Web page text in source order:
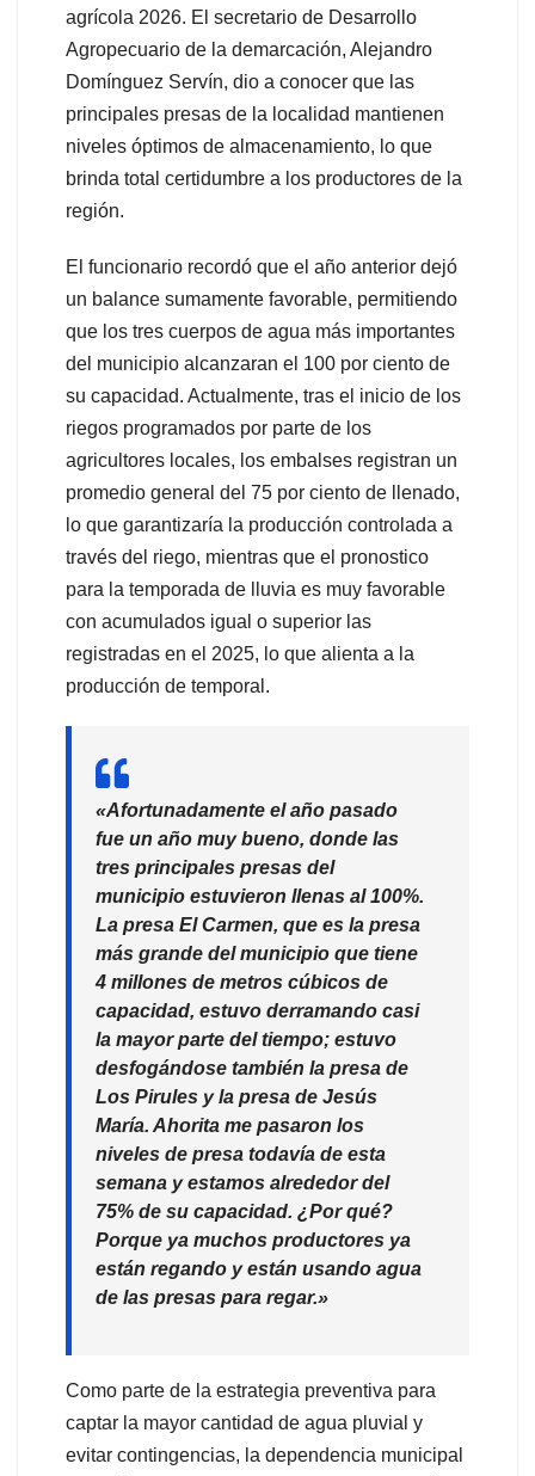
agrícola 2026. El secretario de Desarrollo
Agropecuario de la demarcación, Alejandro
Domínguez Servín, dio a conocer que las
principales presas de la localidad mantienen
niveles óptimos de almacenamiento, lo que
brinda total certidumbre a los productores de la
región.
El funcionario recordó que el año anterior dejó
un balance sumamente favorable, permitiendo
que los tres cuerpos de agua más importantes
del municipio alcanzaran el 100 por ciento de
su capacidad. Actualmente, tras el inicio de los
riegos programados por parte de los
agricultores locales, los embalses registran un
promedio general del 75 por ciento de llenado,
lo que garantizaría la producción controlada a
través del riego, mientras que el pronostico
para la temporada de lluvia es muy favorable
con acumulados igual o superior las
registradas en el 2025, lo que alienta a la
producción de temporal.
«Afortunadamente el año pasado
fue un año muy bueno, donde las
tres principales presas del
municipio estuvieron llenas al 100%.
La presa El Carmen, que es la presa
más grande del municipio que tiene
4 millones de metros cúbicos de
capacidad, estuvo derramando casi
la mayor parte del tiempo; estuvo
desfogándose también la presa de
Los Pirules y la presa de Jesús
María. Ahorita me pasaron los
niveles de presa todavía de esta
semana y estamos alrededor del
75% de su capacidad. ¿Por qué?
Porque ya muchos productores ya
están regando y están usando agua
de las presas para regar.»
Como parte de la estrategia preventiva para
captar la mayor cantidad de agua pluvial y
evitar contingencias, la dependencia municipal